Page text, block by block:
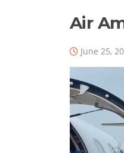
Air
June 25,